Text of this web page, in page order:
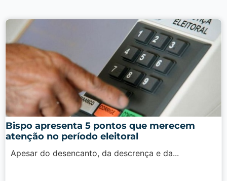
Bispo apresenta 5 pontos que merecem
atenção no período eleitoral
Apesar do desencanto, da descrença e da...